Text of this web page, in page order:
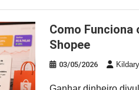
Como Funciona o Programa de Afiliados da
Shopee
03/05/2026